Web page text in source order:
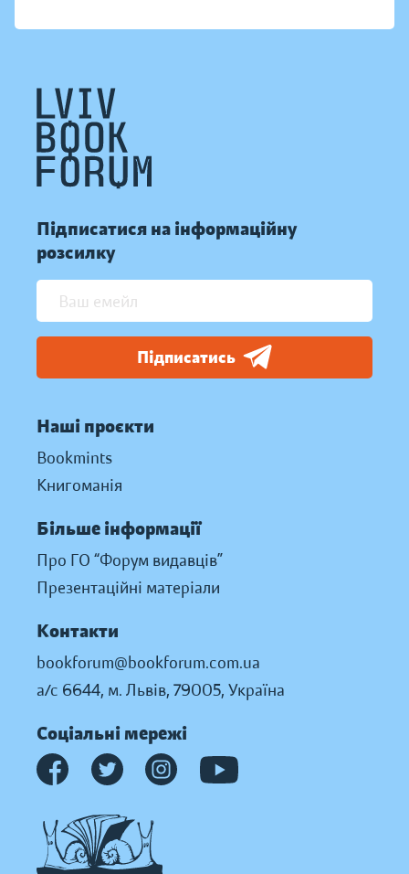
Підписатися на інформаційну
розсилку
Підписатись
Наші проєкти
Bookmints
Книгоманія
Більше інформації
Про ГО “Форум видавців”
Презентаційні матеріали
Контакти
bookforum@bookforum.com.ua
а/с 6644, м. Львів, 79005, Україна
Соціальні мережі